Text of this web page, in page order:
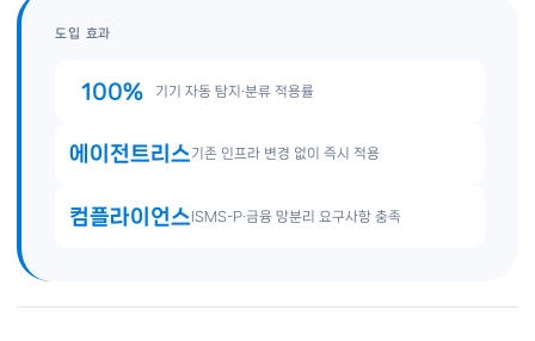
도입 효과
100% 기기 자동 탐지·분류 적용률
에이전트리스기존 인프라 변경 없이 즉시 적용
컴플라이언스 ISMS-P·금융 망분리 요구사항 충족